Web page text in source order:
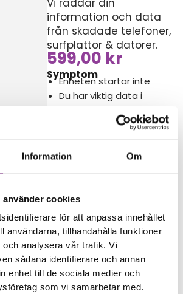
Information Om
använder cookies
för att anpassa innehållet
användarna, tillhandahålla funktioner
och analysera vår trafik. Vi
sådana identifierare och annan
enhet till de sociala medier och
som vi samarbetar med.
Vi räddar din
information och data
från skadade telefoner,
surfplattor & datorer.
599,00 kr
Symptom
Enheten startar inte
Du har viktig data i
minuter
för samma
599,00kr